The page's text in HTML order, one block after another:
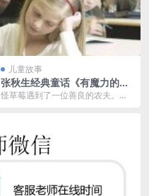
儿童故事
张秋生经典童话《有魔力的怪
草莓》MP3免费打包 7集
怪草莓遇到了一位善良的农夫。农